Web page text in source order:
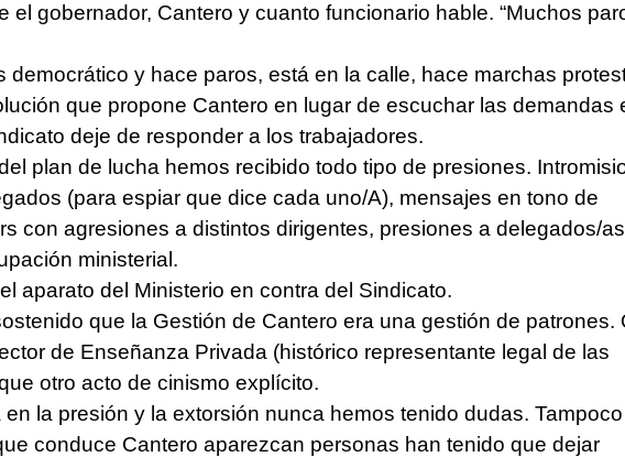
el gobernador, Cantero y cuanto funcionario hable. “Muchos
democrático y hace paros, está en la calle, hace marchas
que propone Cantero en lugar de escuchar las demandas
deje de responder a los trabajadores.
plan de lucha hemos recibido todo tipo de presiones.
(para espiar que dice cada uno/A), mensajes en tono de
con agresiones a distintos dirigentes, presiones a delegados/as
ministerial.
aparato del Ministerio en contra del Sindicato.
que la Gestión de Cantero era una gestión de patrones.
de Enseñanza Privada (histórico representante legal de las
otro acto de cinismo explícito.
la presión y la extorsión nunca hemos tenido dudas.
conduce Cantero aparezcan personas han tenido que dejar